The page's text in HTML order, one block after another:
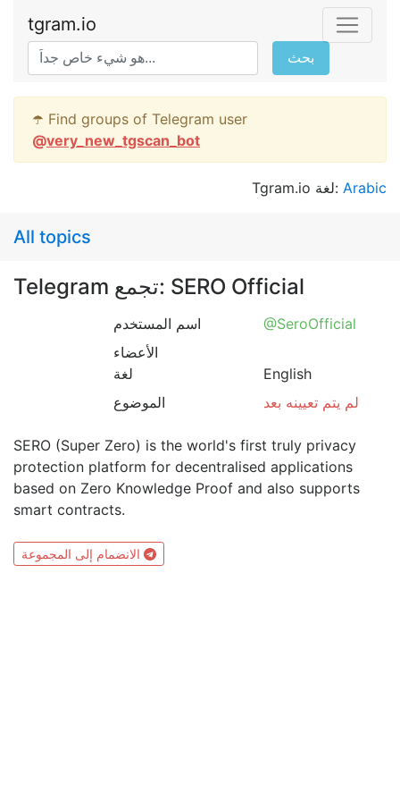
tgram.io
بحث
☂️ Find groups of Telegram user
@very_new_tgscan_bot
Tgram.io لغة: Arabic
All topics
Telegram تجمع: SERO Official
اسم المستخدم
@SeroOfficial
الأعضاء
لغة
English
الموضوع
لم يتم تعيينه بعد
SERO (Super Zero) is the world's first truly privacy
protection platform for decentralised applications
based on Zero Knowledge Proof and also supports
smart contracts.